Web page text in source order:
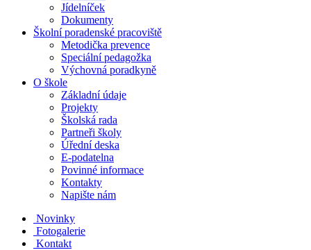
Jídelníček
Dokumenty
Školní poradenské pracoviště
Metodička prevence
Speciální pedagožka
Výchovná poradkyně
O škole
Základní údaje
Projekty
Školská rada
Partneři školy
Úřední deska
E-podatelna
Povinné informace
Kontakty
Napište nám
Novinky
Fotogalerie
Kontakt